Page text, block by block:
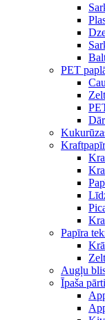
PET
Papīra
Augļu
Īpaša